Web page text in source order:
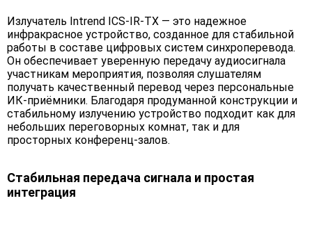
Излучатель Intrend ICS-IR-TX — это надежное
инфракрасное устройство, созданное для стабильной
работы в составе цифровых систем синхроперевода.
Он обеспечивает уверенную передачу аудиосигнала
участникам мероприятия, позволяя слушателям
получать качественный перевод через персональные
ИК-приёмники. Благодаря продуманной конструкции и
стабильному излучению устройство подходит как для
небольших переговорных комнат, так и для
просторных конференц-залов.
Стабильная передача сигнала и простая
интеграция